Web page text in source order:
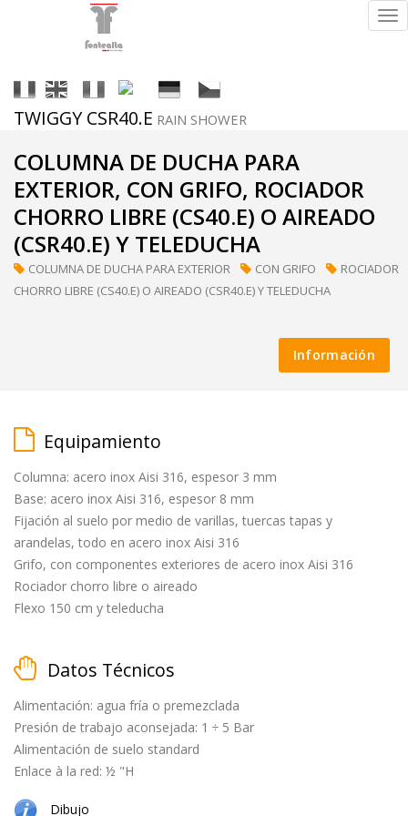
ral
(a
petición)
matt
black
natural
(cobre
TWIGGY CSR40.E RAIN SHOWER
COLUMNA DE DUCHA PARA
EXTERIOR, CON GRIFO, ROCIADOR
CHORRO LIBRE (CS40.E) O AIREADO
(CSR40.E) Y TELEDUCHA
COLUMNA DE DUCHA PARA EXTERIOR CON GRIFO
ROCIADOR
CHORRO LIBRE (CS40.E) O AIREADO (CSR40.E) Y TELEDUCHA
Información
Equipamiento
Columna: acero inox Aisi 316, espesor 3 mm
Base: acero inox Aisi 316, espesor 8 mm
Fijación al suelo por medio de varillas, tuercas tapas y
arandelas, todo en acero inox Aisi 316
Grifo, con componentes exteriores de acero inox Aisi 316
Rociador chorro libre o aireado
Flexo 150 cm y teleducha
Datos Técnicos
Alimentación: agua fría o premezclada
Presión de trabajo aconsejada: 1 ÷ 5 Bar
Alimentación de suelo standard
Enlace à la red: ½ "H
Dibujo